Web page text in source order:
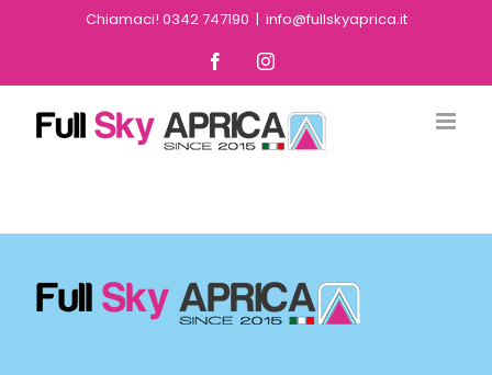
Chiamaci! 0342 747190 | info@fullskyaprica.it
FacebookInstagram